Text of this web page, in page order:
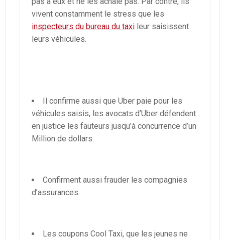
vivent constamment le stress que les
inspecteurs du bureau du taxi leur saisissent
leurs véhicules.
Il confirme aussi que Uber paie pour les
véhicules saisis, les avocats d’Uber défendent
en justice les fauteurs jusqu’à concurrence d’un
Million de dollars.
Confirment aussi frauder les compagnies
d’assurances.
Les coupons Cool Taxi, que les jeunes ne